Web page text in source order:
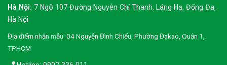
Hà Nội: 7 Ngõ 107 Đường Nguyễn Chí Thanh, Láng Hạ, Đống Đa,
Hà Nội
Địa điểm nhận mẫu: 04 Nguyễn Đình Chiểu, Phường Đakao, Quận 1,
TPHCM